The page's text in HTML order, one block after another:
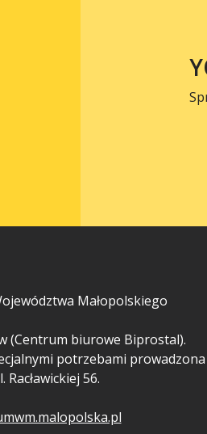
Małopolskiego
(Centrum biurowe Biprostal).
potrzebami
56.